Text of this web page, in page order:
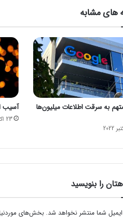
های مشابه
به سرقت اطلاعات میلیون‌ها
آسیب
23 اکتبر 2022
را بنویسید
شما منتشر نخواهد شد. بخش‌های